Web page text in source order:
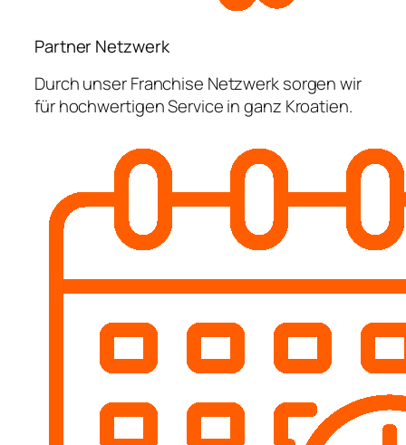
Partner Netzwerk
Durch unser Franchise Netzwerk sorgen wir
für hochwertigen Service in ganz Kroatien.